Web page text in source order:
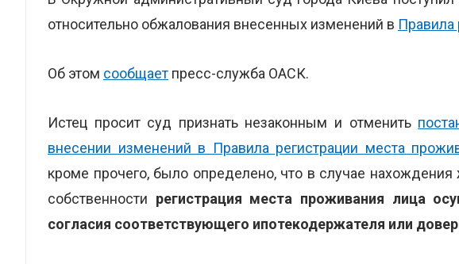
относительно обжалования внесенных изменений в Правила
Об этом сообщает пресс-служба ОАСК.
Истец просит суд признать незаконным и отменить
внесении изменений в Правила регистрации места
кроме прочего, было определено, что в случае
собственности регистрация места проживания лица
согласия соответствующего ипотекодержателя или